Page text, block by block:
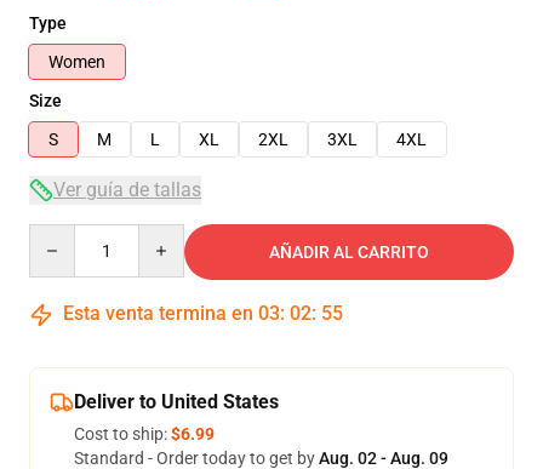
Type
Women
Size
S
M L XL 2XL 3XL 4XL
Ver guía de tallas
AÑADIR AL CARRITO
Esta venta termina en 03: 02: 54
Deliver to United States
Cost to ship:$6.99
Standard - Order today to get byAug. 02 - Aug. 09